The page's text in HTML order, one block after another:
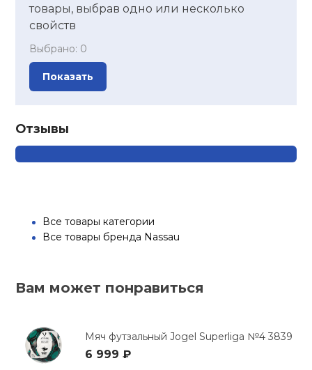
товары, выбрав одно или несколько
свойств
Выбрано: 0
Показать
Отзывы
Все товары категории
Все товары бренда Nassau
Вам может понравиться
Мяч футзальный Jogel Superliga №4 3839
6 999 ₽